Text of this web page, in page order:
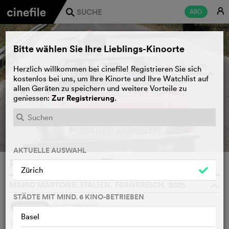
ABO E
j
TRAILER ABSPIELEN
Fuori
SYNOPSIS WIR FINDEN
Rom, 1980. Die Schriftstellerin Goliarda Sapienza, bekannt
Bitte wählen Sie Ihre Lieblings-Kinoorte
Herzlich willkommen bei cinefile! Registrieren Sie sich
kostenlos bei uns, um Ihre Kinorte und Ihre Watchlist auf
allen Geräten zu speichern und weitere Vorteile zu
geniessen: Zur Registrierung.
AKTUELLE AUSWAHL
Zürich
STÄDTE MIT MIND. 6 KINO-BETRIEBEN
Basel